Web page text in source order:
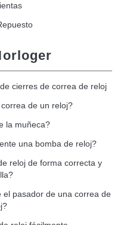
cierres de correa de reloj
de un reloj?
la muñeca?
una bomba de reloj?
reloj de forma correcta y
pasador de una correa de